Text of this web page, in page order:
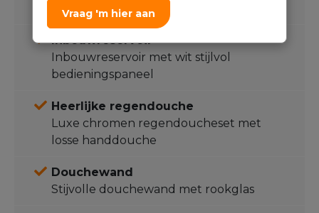
Vraag 'm hier aan
zitting
Inbouwreservoir
Inbouwreservoir met wit stijlvol
bedieningspaneel
Heerlijke regendouche
Luxe chromen regendoucheset met
losse handdouche
Douchewand
Stijvolle douchewand met rookglas